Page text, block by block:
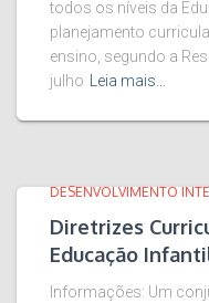
todos os níveis da
planejamento
ensino, segundo a
julho
Leia mais…
DESENVOLVIMENTO
Diretrizes
Educação
Informações: Um